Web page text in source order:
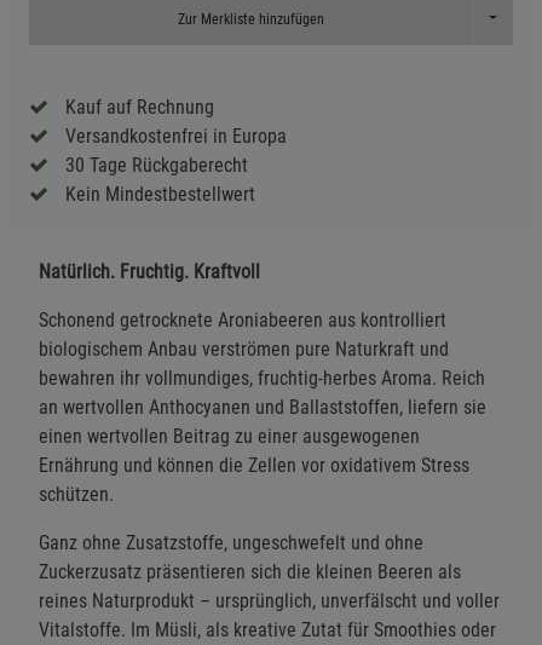
Zur Merkliste hinzufügen Toggle
Kauf auf Rechnung
Versandkostenfrei in Europa
30 Tage Rückgaberecht
Kein Mindestbestellwert
Natürlich. Fruchtig. Kraftvoll
Schonend getrocknete Aroniabeeren aus kontrolliert
biologischem Anbau verströmen pure Naturkraft und
bewahren ihr vollmundiges, fruchtig-herbes Aroma. Reich
an wertvollen Anthocyanen und Ballaststoffen, liefern sie
einen wertvollen Beitrag zu einer ausgewogenen
Ernährung und können die Zellen vor oxidativem Stress
schützen.
Ganz ohne Zusatzstoffe, ungeschwefelt und ohne
Zuckerzusatz präsentieren sich die kleinen Beeren als
reines Naturprodukt – ursprünglich, unverfälscht und voller
Vitalstoffe. Im Müsli, als kreative Zutat für Smoothies oder